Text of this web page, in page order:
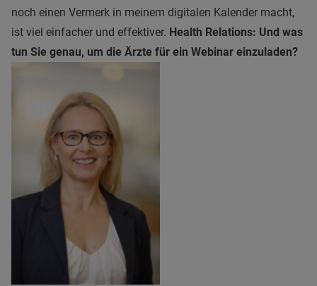
noch einen Vermerk in meinem digitalen Kalender macht,
ist viel einfacher und effektiver. Health Relations: Und was
tun Sie genau, um die Ärzte für ein Webinar einzuladen?